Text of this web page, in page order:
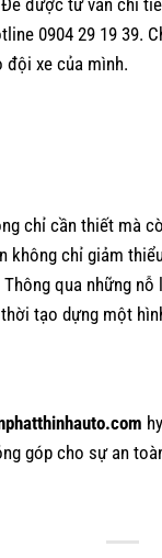
0904 29 19 39.
đội xe của mình.
chỉ cần thiết mà
chỉ giảm
qua những
tạo dựng một
góp cho sự an